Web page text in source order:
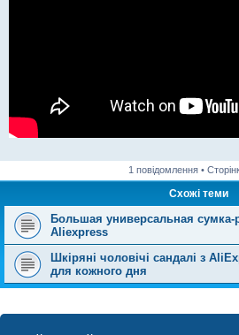
1 повідомлення •
Схожі теми
Большая универсальная сумка-
Aliexpress
Шкіряні чоловічі сандалі з
для кожного дня